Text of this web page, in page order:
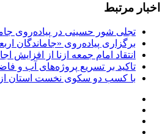
اخبار مرتبط
تجلی شور حسینی در پیاده‌روی
برگزاری پیاده‌روی «جاماندگان
انتقاد امام جمعه ازنا از افزایش
تاکید بر تسریع پروژه‌های آب و
با کسب دو سکوی نخست استان